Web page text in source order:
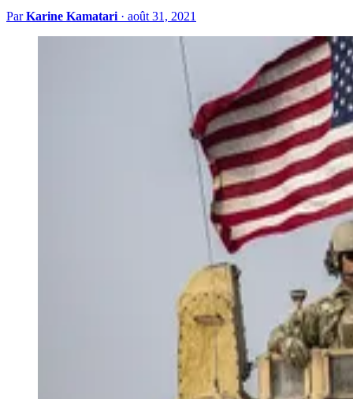
ParKarine Kamatari · août 31, 2021